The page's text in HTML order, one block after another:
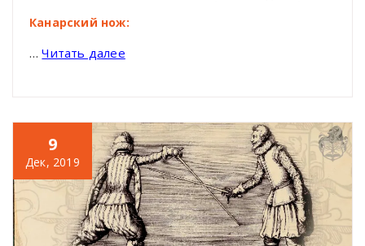
Канарский нож:
…Читать далее
9
Дек, 2019